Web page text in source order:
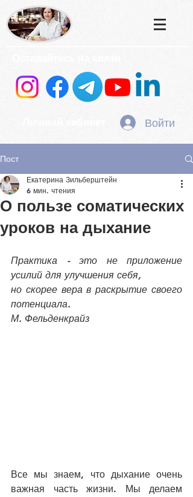
Войти
Пост
О пользе соматических
уроков на дыхание
Екатерина Зильберштейн
6 мин. чтения
Практика - это не приложение
усилий для улучшения себя,
но скорее вера в раскрытие своего
потенциала.
М. Фельденкрайз
Все мы знаем, что дыхание очень
важная часть жизни. Мы делаем